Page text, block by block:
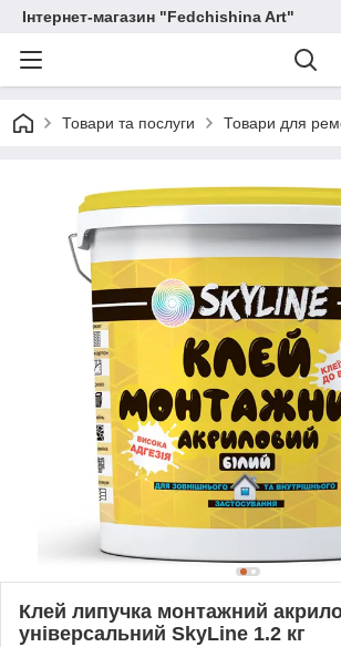
Інтернет-магазин "Fedchishina Art"
Товари та послуги Товари для
Клей липучка монтажний
універсальний SkyLine 1.2 кг